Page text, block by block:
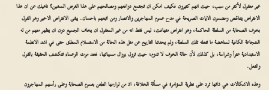
غير معقول لأكثر من سبب، حيث انهم كثيرون فكيف امكن ان تجتمع دوافعهم ومصالحهم على هذا الغرض المشين؟ ناهيك عن ان هذا
الافتراض يتناقض ومضمون الايات الصريحة في مدح عموم المهاجرين والانصار ومن اتبعهم باحسان. يبقى الافتراض الاخير وهو القول
بخوف الصحابة من السلطة الحاكمة، وهو افتراض متهافت، ليس فقط انه من غير المعقول ان يخاف الجميع دون ان يظهر منهم من له
الشجاعة الكافية لمناهضة ما تفعله تلك السلطة، ولم يحدثنا التاريخ عن مثل هذه الحالة من الاستسلام المطلق حتى في اشد الانظمة
الاستبدادية عتواً وشراسة، بل كذلك لأن حالة الخوف لا تدوم؛ حيث تزول بزوال مسبباتها، فعند موت الزعماء تتكشف الحقيقة بالقول
والفعل.
وهذه الاشكالات هي ذاتها ترد على نظرية المؤامرة في مسألة الخلافة، اذ من لوازمها الطعن بعموم الصحابة وعلى رأسهم المهاجرون